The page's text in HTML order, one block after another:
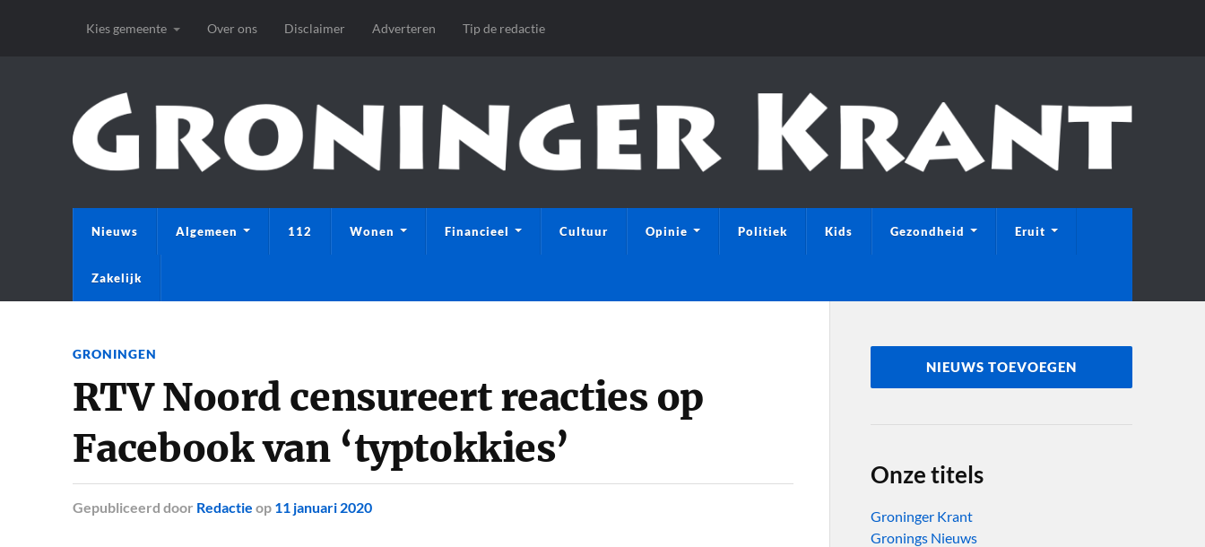
Kies gemeente Over ons Disclaimer Adverteren Tip de redactie
Nieuws Algemeen 112 Wonen Financieel Cultuur Opinie Politiek Kids Gezondheid Eruit
Zakelijk
GRONINGEN
RTV Noord censureert reacties op
Facebook van ‘typtokkies’
Gepubliceerd door Redactie op 11 januari 2020
NIEUWS TOEVOEGEN
Onze titels
Groninger Krant
Gronings Nieuws